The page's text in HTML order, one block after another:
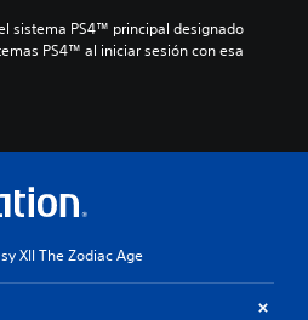
sistema PS4™ principal designado
PS4™ al iniciar sesión con esa
XII The Zodiac Age